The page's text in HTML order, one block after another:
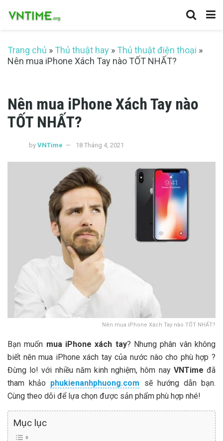
Trang chủ » Thủ thuật hay » Thủ thuật điện thoại »
Nên mua iPhone Xách Tay nào TỐT NHẤT?
Nên mua iPhone Xách Tay nào
TỐT NHẤT?
by VNTime 18 Tháng 4, 2021
Nên mua iPhone Xách Tay nào TỐT NHẤT?
Bạn muốn mua iPhone xách tay? Nhưng phân vân không
biết nên mua iPhone xách tay của nước nào cho phù hợp ?
Đừng lo! với nhiều năm kinh nghiệm, hôm nay VNTime đã
tham khảo phukienanhphuong.com sẽ hướng dẫn bạn.
Cùng theo dõi để lựa chọn được sản phẩm phù hợp nhé!
Mục lục